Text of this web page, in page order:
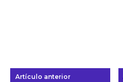
Artículo anterior